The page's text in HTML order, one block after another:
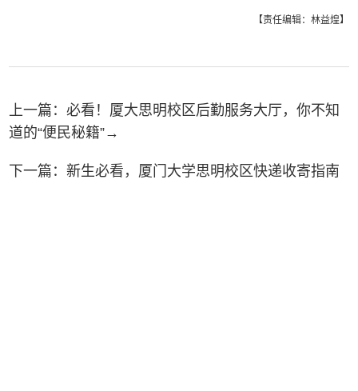
【责任编辑：林益煌】
上一篇：必看！厦大思明校区后勤服务大厅，你不知
道的“便民秘籍”→
下一篇：新生必看，厦门大学思明校区快递收寄指南